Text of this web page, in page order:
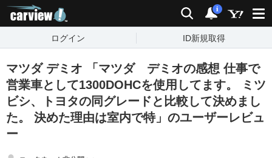
検索 通知
i
ログイン ID新規取得
マツダ デミオ 「マツダ デミオの感想 仕事で
営業車として1300DOHCを使用してます。 ミツ
ビシ、トヨタの同グレードと比較して決めまし
た。 決めた理由は室内で特」のユーザーレビュ
ー